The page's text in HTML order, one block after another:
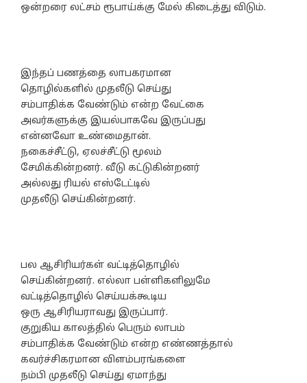
ஒன்றரை லட்சம் ரூபாய்க்கு மேல் கிடைத்து விடும்.
இந்தப் பணத்தை லாபகரமான
தொழில்களில் முதலீடு செய்து
சம்பாதிக்க வேண்டும் என்ற வேட்கை
அவர்களுக்கு இயல்பாகவே இருப்பது
என்னவோ உண்மைதான்.
நகைச்சீட்டு, ஏலச்சீட்டு மூலம்
சேமிக்கின்றனர். வீடு கட்டுகின்றனர்
அல்லது ரியல் எஸ்டேட்டில்
முதலீடு செய்கின்றனர்.
பல ஆசிரியர்கள் வட்டித்தொழில்
செய்கின்றனர். எல்லா பள்ளிகளிலுமே
வட்டித்தொழில் செய்யக்கூடிய
ஒரு ஆசிரியராவது இருப்பார்.
குறுகிய காலத்தில் பெரும் லாபம்
சம்பாதிக்க வேண்டும் என்ற எண்ணத்தால்
கவர்ச்சிகரமான விளம்பரங்களை
நம்பி முதலீடு செய்து ஏமாந்து